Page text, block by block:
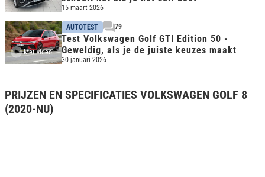
15 maart 2026
Met video
AUTOTEST 79
Test Volkswagen Golf GTI Edition 50 -
Geweldig, als je de juiste keuzes maakt
30 januari 2026
PRIJZEN EN SPECIFICATIES VOLKSWAGEN GOLF 8
(2020-NU)